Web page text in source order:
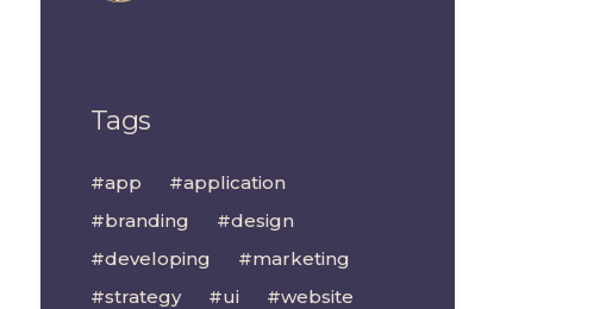
Tags
app
application
branding
design
developing
marketing
strategy
ui website